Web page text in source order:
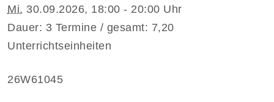
Mi. 30.09.2026, 18:00 - 20:00 Uhr
Dauer: 3 Termine / gesamt: 7,20
Unterrichtseinheiten
26W61045